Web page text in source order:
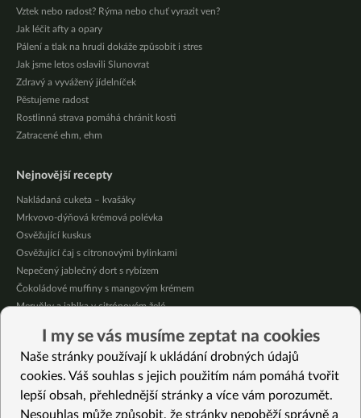
Vztek nebo radost? Rýma nebo chuť vyrazit ven?
Jak léčit afty a opary
Pálení a tlak na hrudi dokáže způsobit i stres
Jak jsme letos oslavili Slunovrat
Zdravý a vyvážený jídelníček
Pěstujeme radost
Rostlinná strava pomáhá chránit kosti
Zatracené ehm, ehm
Nejnovější recepty
Nakládaná cuketa – kvašáky
Mrkvovo-dýňová krémová polévka
Osvěžující kuskus
Osvěžující čaj s citronovými bylinkami
Nepečený jablečný dort s rybízem
Čokoládové muffiny s mangovým krémem
Meruňky a jablka v citrónovém želé
Celozrnná rýže basmati se zeleninou
Citrónové muffiny s borůvkovým krémem
Vybrané recepty
I my se vás musíme zeptat na cookies
Naše stránky používají k ukládání drobných údajů
cookies. Váš souhlas s jejich použitím nám pomáhá tvořit
lepší obsah, přehlednější stránky a více vám porozumět.
Nesouhlas může způsobit, že stránky nepoběží správně a